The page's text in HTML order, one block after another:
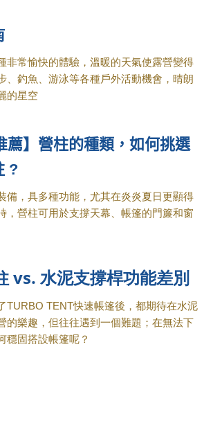
非常愉快的體驗，溫暖的天氣使露營變得
、釣魚、游泳等各種戶外活動機會，晴朗
的星空
薦】營柱的種類， 如何挑選
?
備，具多種功能，尤其在炎炎夏日更顯得
，營柱可用於支撐天幕、帳篷的門簾和窗
vs. 水泥支撐桿功能差別
TURBO TENT快速帳篷後，都期待在水泥
的樂趣，但往往遇到一個難題；在無法下
穩固搭設帳篷呢？